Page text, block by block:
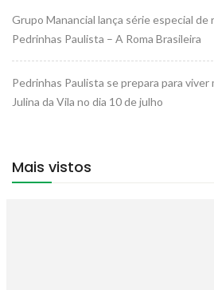
Grupo Manancial lança série especial
Pedrinhas Paulista – A Roma Brasileira
Pedrinhas Paulista se prepara para viver
Julina da Vila no dia 10 de julho
Mais vistos